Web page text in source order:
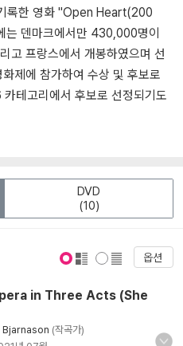
록한 영화 "Open Heart(200
덴마크에서만 430,000명이
고 프랑스에서 개봉하였으며 선
제에 참가하여 수상 및 후보로
테고리에서 후보로 선정되기도
DVD
(10)
옵션
in Three Acts (She
Bjarnason (작곡가)